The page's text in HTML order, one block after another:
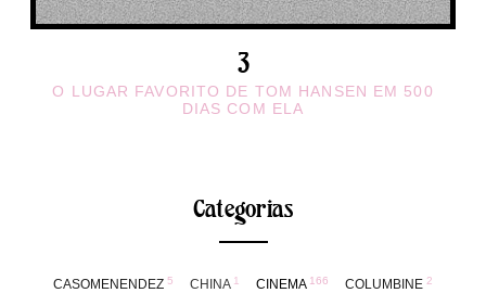
O LUGAR FAVORITO DE TOM HANSEN EM 500
DIAS COM ELA
Categorias
CASOMENENDEZ 5 CHINA 1 CINEMA 166 COLUMBINE 2